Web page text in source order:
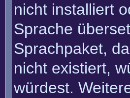
nicht installiert
Sprache
Sprachpaket,
nicht existiert,
würdest.